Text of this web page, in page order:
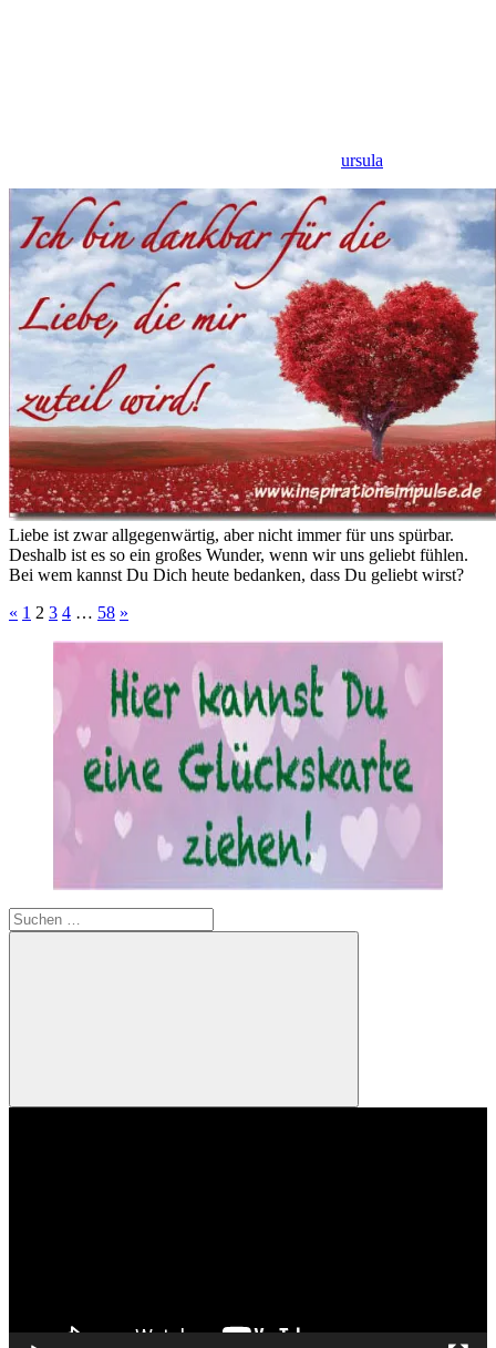
ursula
Liebe ist zwar allgegenwärtig, aber nicht immer für uns spürbar.
Deshalb ist es so ein großes Wunder, wenn wir uns geliebt fühlen.
Bei wem kannst Du Dich heute bedanken, dass Du geliebt wirst?
Seitennummerierung
« Vorherige
1 2 3 4 … 58 Nächste
»
Suchen
nach:
Suchen